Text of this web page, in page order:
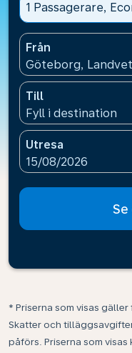
1 Passagerare,
Från
Göteborg,
Till
Fyll i destination
Utresa
fc-booking-
15/08/2026
Se
* Priserna som visas gäller
Skatter och
påförs. Priserna som